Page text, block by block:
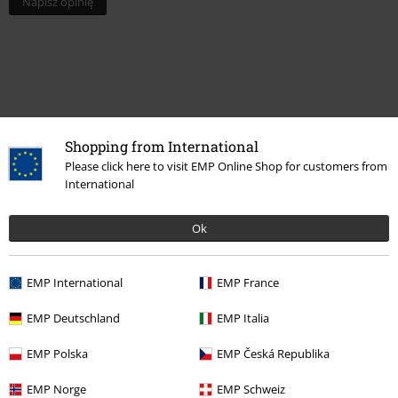
Shopping from International
Please click here to visit EMP Online Shop for customers from
International
Ok
EMP International EMP France
EMP Deutschland EMP Italia
EMP Polska EMP Česká Republika
EMP Norge EMP Schweiz
Więcej kategorii. Więcej możliwości.